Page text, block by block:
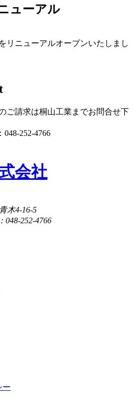
ューアル
リニューアルオープンいたしまし
ご請求は桐山工業までお問合せ下
048-252-4766
木4-16-5
048-252-4766
ー